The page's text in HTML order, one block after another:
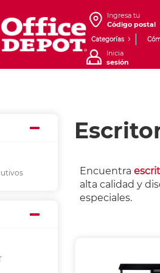
Ingresa tu
Código postal
Categorías
Inicia
sesión
Encuentra
alta calidad y
especiales.